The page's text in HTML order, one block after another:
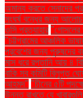
অমান্য করতে সেনাদের
সংঘর্ষ বন্ধের জন্য
ওসি প্রত্যাহার "গোসলের
"চট্টগ্রামের আঞ্চলিক
প্রবেশের জন্য পুরুষদের
মাস ধরে রপ্তানি আয় ৪
বাকি সব কমিটি বিলুপ্ত
আহমদ" "চীনের ৫টি
উন্নত রাখতে যে